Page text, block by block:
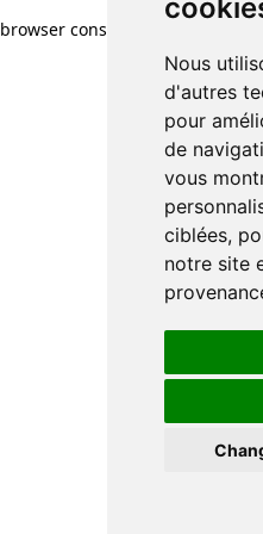
Nous
d'autres
pour
de
vous
ciblées,
notre site
browser console for more